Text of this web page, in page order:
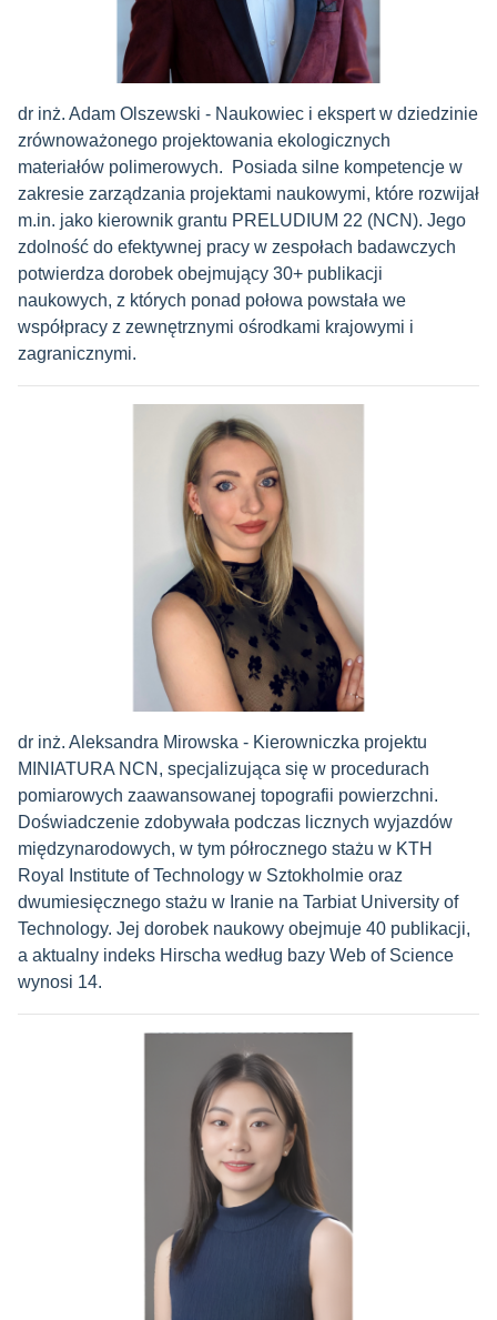
dr inż. Adam Olszewski - Naukowiec i ekspert w dziedzinie
zrównoważonego projektowania ekologicznych
materiałów polimerowych. Posiada silne kompetencje w
zakresie zarządzania projektami naukowymi, które rozwijał
m.in. jako kierownik grantu PRELUDIUM 22 (NCN). Jego
zdolność do efektywnej pracy w zespołach badawczych
potwierdza dorobek obejmujący 30+ publikacji
naukowych, z których ponad połowa powstała we
współpracy z zewnętrznymi ośrodkami krajowymi i
zagranicznymi.
dr inż. Aleksandra Mirowska - Kierowniczka projektu
MINIATURA NCN, specjalizująca się w procedurach
pomiarowych zaawansowanej topografii powierzchni.
Doświadczenie zdobywała podczas licznych wyjazdów
międzynarodowych, w tym półrocznego stażu w KTH
Royal Institute of Technology w Sztokholmie oraz
dwumiesięcznego stażu w Iranie na Tarbiat University of
Technology. Jej dorobek naukowy obejmuje 40 publikacji,
a aktualny indeks Hirscha według bazy Web of Science
wynosi 14.